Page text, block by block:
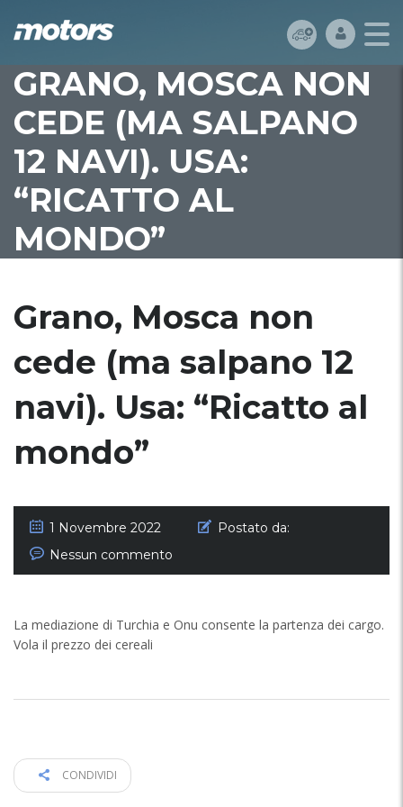
GRANO, MOSCA NON
CEDE (MA SALPANO
12 NAVI). USA:
“RICATTO AL
MONDO”
Grano, Mosca non
cede (ma salpano 12
navi). Usa: “Ricatto al
mondo”
1 Novembre 2022
Postato da:
Nessun commento
La mediazione di Turchia e Onu consente la partenza dei cargo.
Vola il prezzo dei cereali
CONDIVIDI